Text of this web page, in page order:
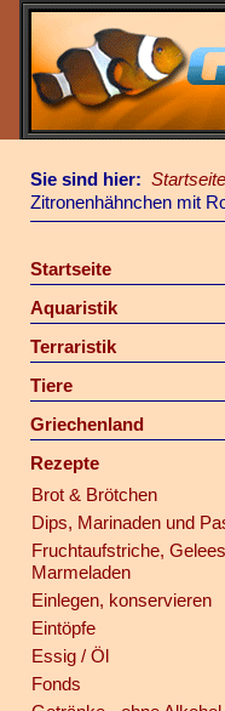
Sie sind hier: Startseite
Zitronenhähnchen mit
Startseite
Aquaristik
Terraristik
Tiere
Griechenland
Rezepte
Brot & Brötchen
Dips, Marinaden und
Fruchtaufstriche,
Marmeladen
Einlegen, konservieren
Eintöpfe
Essig / Öl
Fonds